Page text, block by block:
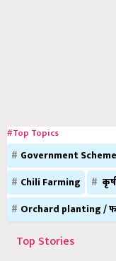
#Top Topics
Government
Chili Farming
Orchard planting /
Top Stories